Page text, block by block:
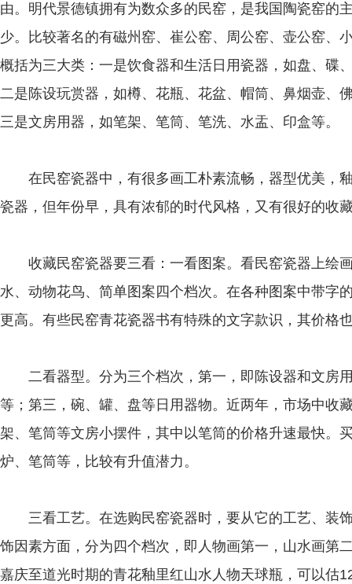
由。明代景德镇拥有为数众多的民窑，是我国陶瓷窑的
少。比较著名的有磁州窑、崔公窑、周公窑、壶公窑、
概括为三大类：一是饮食器和生活日用瓷器，如盘、碟
二是陈设玩赏器，如樽、花瓶、花盆、帽筒、鼻烟壶、
三是文房用器，如笔架、笔筒、笔洗、水盂、印盒等。
在民窑瓷器中，有很多画工朴素流畅，器型优美，
瓷器，但年份早，具有浓郁的时代风格，又有很好的收
收藏民窑瓷器要三看：一看图案。看民窑瓷器上绘
水、动物花鸟、简单图案四个档次。在各种图案中带字
更高。有些民窑青花瓷器书有特殊的文字款识，其价格
二看器型。分为三个档次，第一，即陈设器和文房
等；第三，碗、罐、盘等日用器物。近两年，市场中收
架、笔筒等文房小摆件，其中以笔筒的价格升速最快。
炉、笔筒等，比较有升值潜力。
三看工艺。在选购民窑瓷器时，要从它的工艺、装
饰因素方面，分为四个档次，即人物画第一，山水画第
嘉庆至道光时期的青花釉里红山水人物天球瓶，可以估